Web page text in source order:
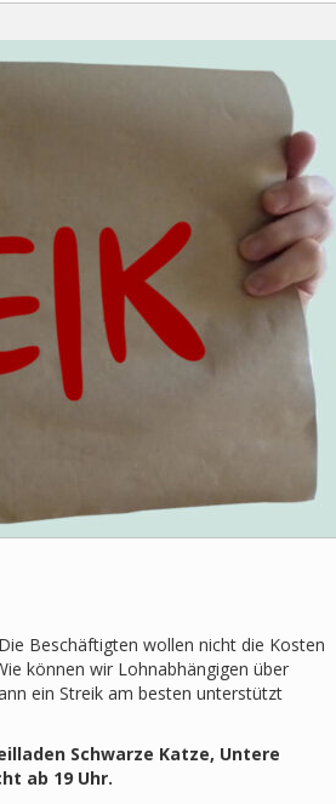
Beschäftigten wollen nicht die Kosten
können wir Lohnabhängigen über
ein Streik am besten unterstützt
Schwarze Katze, Untere
ab 19 Uhr.